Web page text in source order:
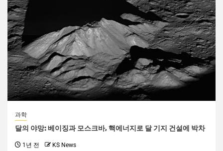
과학
달의 야망: 베이징과 모스크바, 핵에너지로 달 기지 건설에 박차
1년 전 KS News